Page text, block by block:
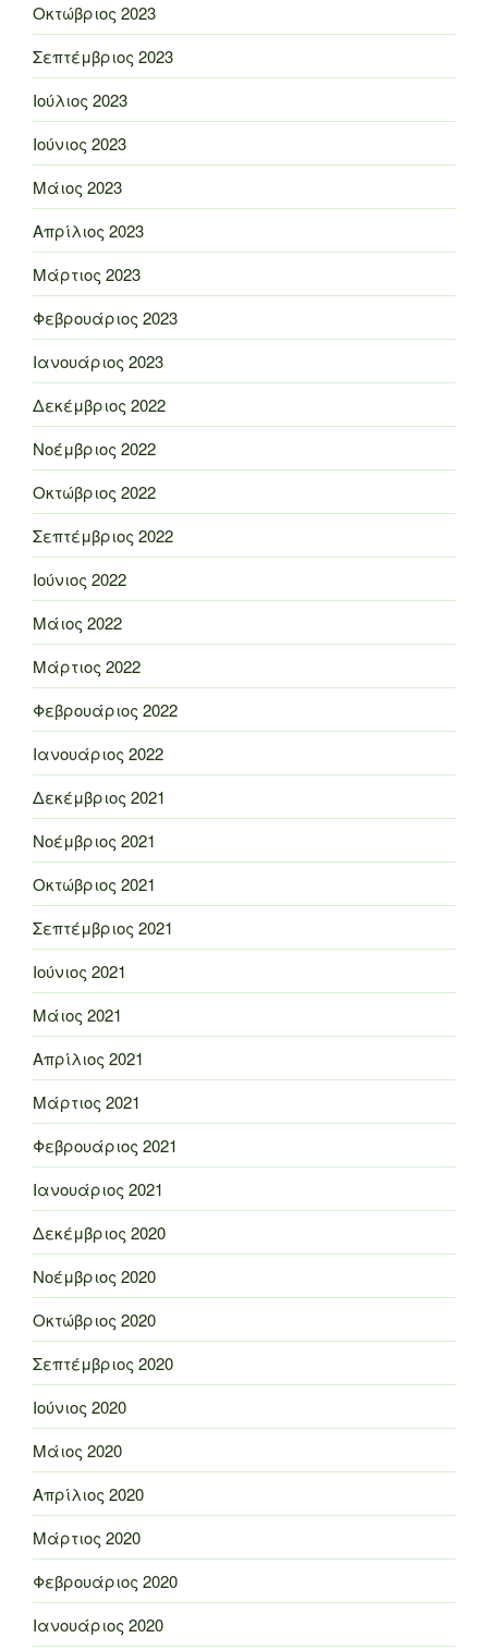
Οκτώβριος 2023
Σεπτέμβριος 2023
Ιούλιος 2023
Ιούνιος 2023
Μάιος 2023
Απρίλιος 2023
Μάρτιος 2023
Φεβρουάριος 2023
Ιανουάριος 2023
Δεκέμβριος 2022
Νοέμβριος 2022
Οκτώβριος 2022
Σεπτέμβριος 2022
Ιούνιος 2022
Μάιος 2022
Μάρτιος 2022
Φεβρουάριος 2022
Ιανουάριος 2022
Δεκέμβριος 2021
Νοέμβριος 2021
Οκτώβριος 2021
Σεπτέμβριος 2021
Ιούνιος 2021
Μάιος 2021
Απρίλιος 2021
Μάρτιος 2021
Φεβρουάριος 2021
Ιανουάριος 2021
Δεκέμβριος 2020
Νοέμβριος 2020
Οκτώβριος 2020
Σεπτέμβριος 2020
Ιούνιος 2020
Μάιος 2020
Απρίλιος 2020
Μάρτιος 2020
Φεβρουάριος 2020
Ιανουάριος 2020